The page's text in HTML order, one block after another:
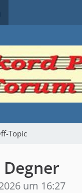
Topic
um 16:27